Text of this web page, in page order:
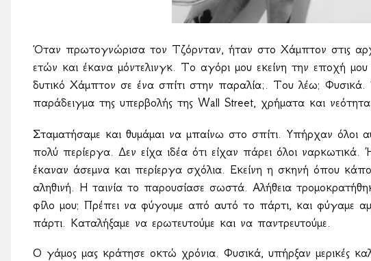
Όταν πρωτογνώρισα τον Τζόρνταν, ήταν στο Χάμπτον στις
ετών και έκανα μόντελινγκ. Το αγόρι μου εκείνη την εποχή
δυτικό Χάμπτον σε ένα σπίτι στην παραλία;. Του λέω:
παράδειγμα της υπερβολής της Wall Street, χρήματα και
Σταματήσαμε και θυμάμαι να μπαίνω στο σπίτι. Υπήρχαν όλοι
πολύ περίεργα. Δεν είχα ιδέα ότι είχαν πάρει όλοι ναρκωτικά.
έκαναν άσεμνα και περίεργα σχόλια. Εκείνη η σκηνή όπου
αληθινή. Η ταινία το παρουσίασε σωστά. Αλήθεια
φίλο μου: Πρέπει να φύγουμε από αυτό το πάρτι, και φύγαμε
πάρτι. Καταλήξαμε να ερωτευτούμε και να παντρευτούμε.
Ο γάμος μας κράτησε οκτώ χρόνια. Φυσικά, υπήρξαν μερικές